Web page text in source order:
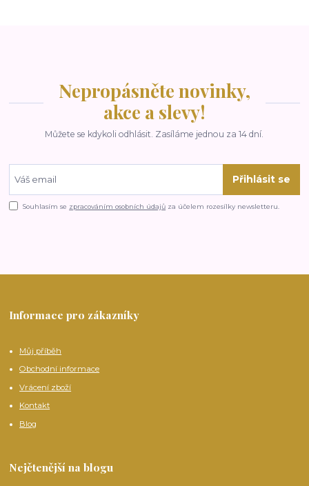
Nepropásněte novinky,
akce a slevy!
Můžete se kdykoli odhlásit. Zasíláme jednou za 14 dní.
Přihlásit se
Souhlasím se zpracováním osobních údajů za účelem rozesílky newsletteru.
Informace pro zákazníky
Můj příběh
Obchodní informace
Vrácení zboží
Kontakt
Blog
Nejčtenější na blogu